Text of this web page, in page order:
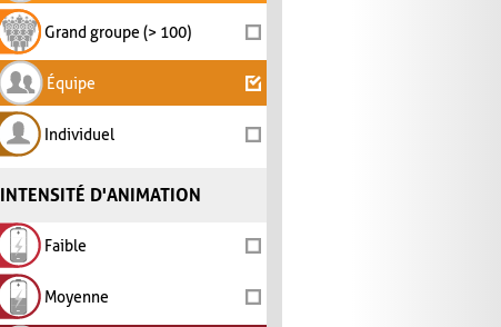
Grand groupe (> 100)
Équipe
Individuel
INTENSITÉ D'ANIMATION
Faible
Moyenne